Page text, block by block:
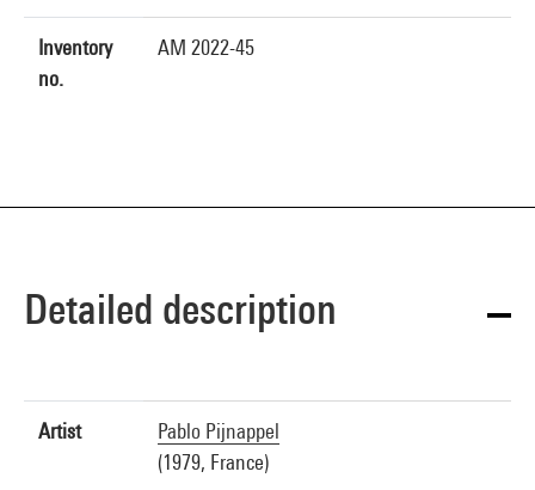
Inventory
no.
AM 2022-45
Detailed description
Artist
Pablo Pijnappel
(1979, France)